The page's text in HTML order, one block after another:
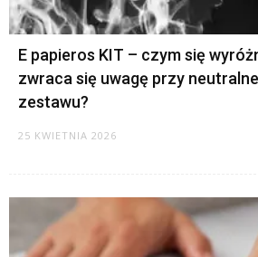
E papieros KIT – czym się
zwraca się uwagę przy
zestawu?
25 KWIETNIA 2026